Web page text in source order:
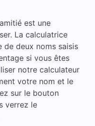
est une
La calculatrice
deux noms saisis
si vous êtes
notre calculateur
votre nom et le
sur le bouton
verrez le